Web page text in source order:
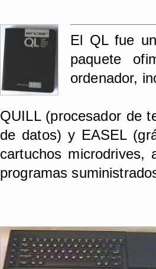
El QL fue
paquete
ordenador,
QUILL (procesador de
de datos) y EASEL
cartuchos microdrives,
programas